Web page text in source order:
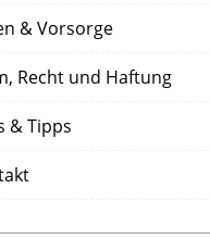
& Vorsorge
Recht und Haftung
& Tipps